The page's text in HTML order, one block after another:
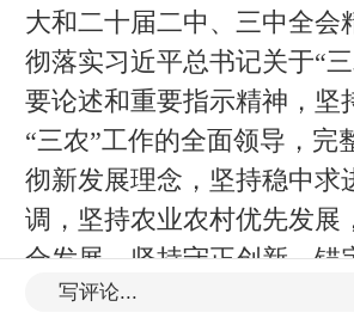
大和二十届二中、三中全会
彻落实习近平总书记关于“
要论述和重要指示精神，坚
“三农”工作的全面领导，完
彻新发展理念，坚持稳中求
调，坚持农业农村优先发展
合发展，坚持守正创新，锚
面振兴、建设农业强国目
写评论...